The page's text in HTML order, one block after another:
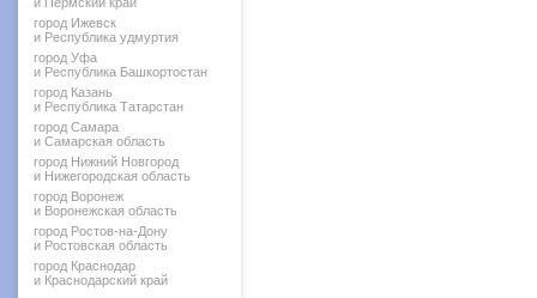
город Ижевск
и Республика удмуртия
город Уфа
и Республика Башкортостан
город Казань
и Республика Татарстан
город Самара
и Самарская область
город Нижний Новгород
и Нижегородская область
город Воронеж
и Воронежская область
город Ростов-на-Дону
и Ростовская область
город Краснодар
и Краснодарский край